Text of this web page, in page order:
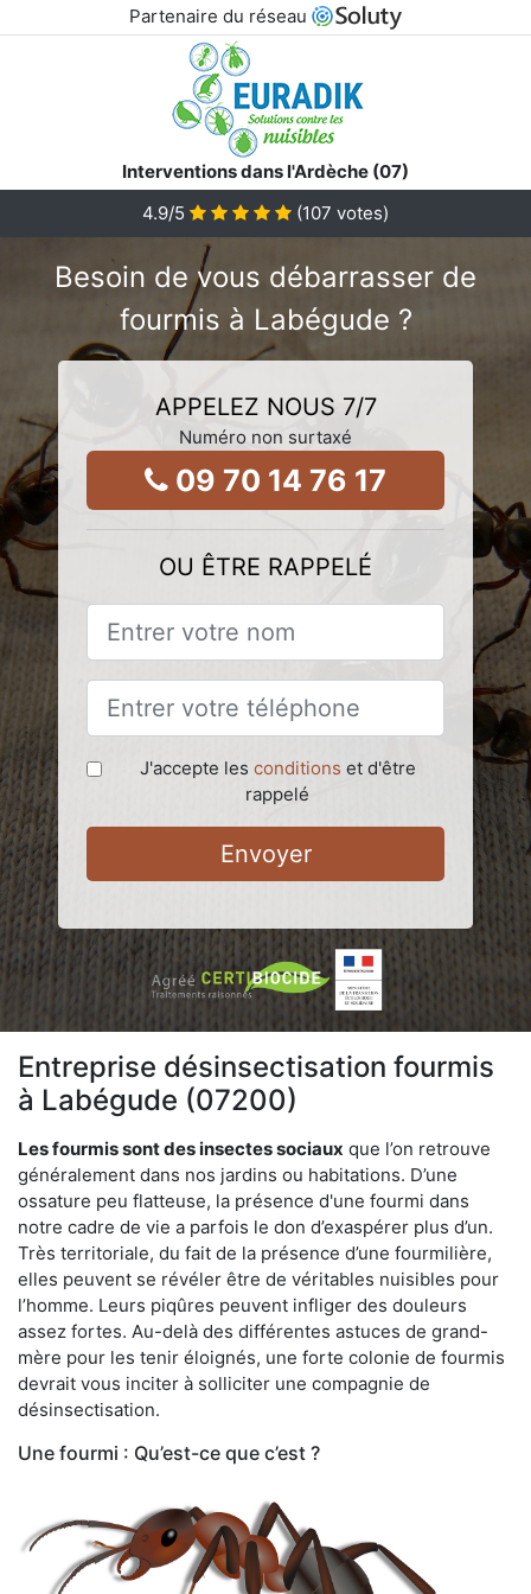
Partenaire du réseau
Interventions dans l'Ardèche (07)
4.9/5 (107 votes)
Besoin de vous débarrasser de
fourmis à Labégude ?
APPELEZ NOUS 7/7
Numéro non surtaxé
09 70 14 76 17
OU ÊTRE RAPPELÉ
J'accepte les conditions et d'être
rappelé
Envoyer
Entreprise désinsectisation fourmis
à Labégude (07200)
Les fourmis sont des insectes sociaux que l’on retrouve
généralement dans nos jardins ou habitations. D’une
ossature peu flatteuse, la présence d'une fourmi dans
notre cadre de vie a parfois le don d’exaspérer plus d’un.
Très territoriale, du fait de la présence d’une fourmilière,
elles peuvent se révéler être de véritables nuisibles pour
l’homme. Leurs piqûres peuvent infliger des douleurs
assez fortes. Au-delà des différentes astuces de grand-
mère pour les tenir éloignés, une forte colonie de fourmis
devrait vous inciter à solliciter une compagnie de
désinsectisation.
Une fourmi : Qu’est-ce que c’est ?